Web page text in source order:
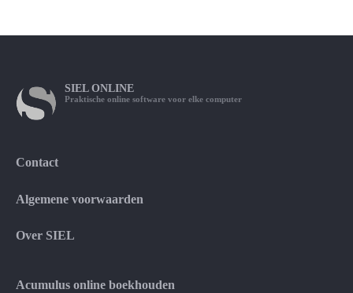
SIEL ONLINE
Praktische online software voor elke computer
Contact
Algemene voorwaarden
Over SIEL
Acumulus online boekhouden